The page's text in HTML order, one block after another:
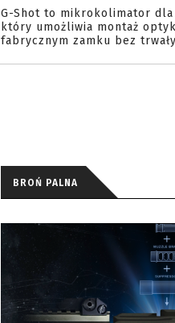
G-Shot to mikrokolimator dla
który umożliwia montaż
fabrycznym zamku bez
BROŃ PALNA